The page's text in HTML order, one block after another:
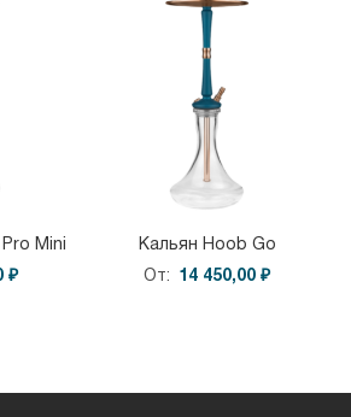
Mini
₽
Кальян Hoob Go
От
14 450,00 ₽